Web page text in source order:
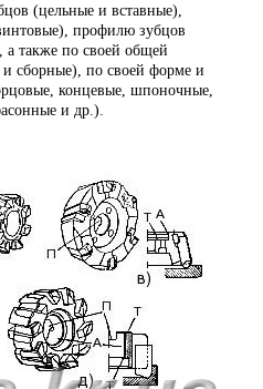
(цельные и вставные),
профилю зубцов
а также по своей общей
сборные), по своей форме и
концевые, шпоночные,
и др.).